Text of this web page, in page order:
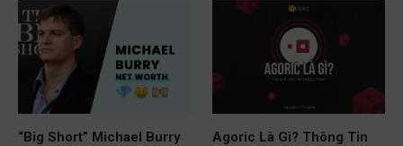
“Big Short” Michael Burry
Agoric Là Gì? Thông Tin